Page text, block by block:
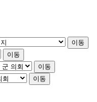
이동
이동
이동
이동